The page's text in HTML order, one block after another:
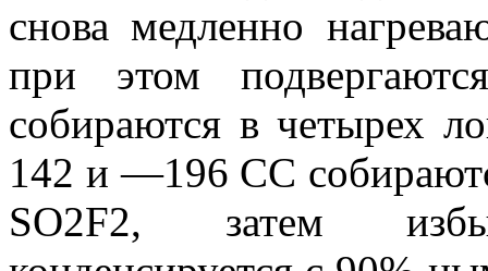
снова медленно
при этом
собираются в четырех
142 и —196 СС
SO2F2, затем